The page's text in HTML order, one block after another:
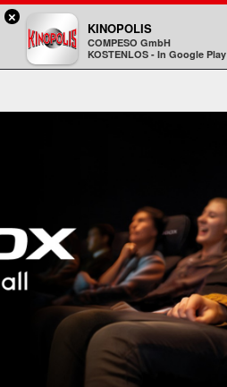
Kinopolis
×
KINOPOLIS
COMPESO GmbH
KOSTENLOS - In Google Play